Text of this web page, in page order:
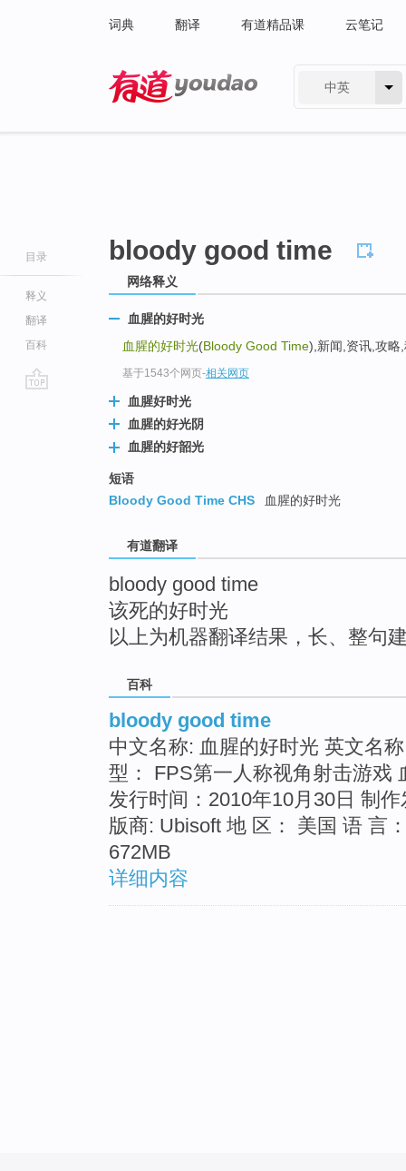
词典 翻译 有道精品课 云笔记
中英
目录
释义
翻译
百科
bloody good time
网络释义
血腥的好时光
血腥的好时光(Bloody Good Time),新闻,资讯,攻略
基于1543个网页-相关网页
血腥好时光
血腥的好光阴
血腥的好韶光
短语
Bloody Good Time CHS
血腥的好时光
有道翻译
bloody good time
该死的好时光
以上为机器翻译结果，长、整句
百科
bloody good time
中文名称: 血腥的好时光 英文名
型： FPS第一人称视角射击游戏
发行时间：2010年10月30日 制
版商: Ubisoft 地 区： 美国 语 言
672MB
详细内容